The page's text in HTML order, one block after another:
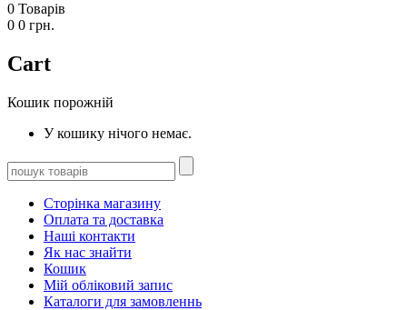
0 Товарів
0 0 грн.
Cart
Кошик порожній
У кошику нічого немає.
Сторінка магазину
Оплата та доставка
Наші контакти
Як нас знайти
Кошик
Мій обліковий запис
Каталоги для замовленнь